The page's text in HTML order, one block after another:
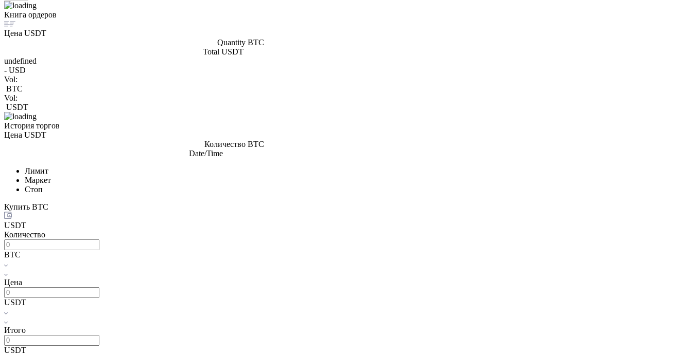
Книга ордеров
Цена USDT
Quantity BTC
Total USDT
undefined
- USD
Vol:
BTC
Vol:
USDT
История торгов
Цена USDT
Количество BTC
Date/Time
Лимит
Маркет
Стоп
Купить BTC
USDT
Количество
BTC
Цена
USDT
Итого
USDT